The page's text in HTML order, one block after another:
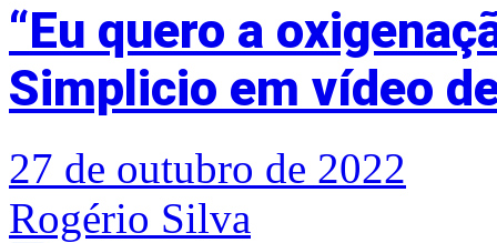
“Eu quero a
Simplicio em vídeo
27 de outubro de 2022
Rogério Silva